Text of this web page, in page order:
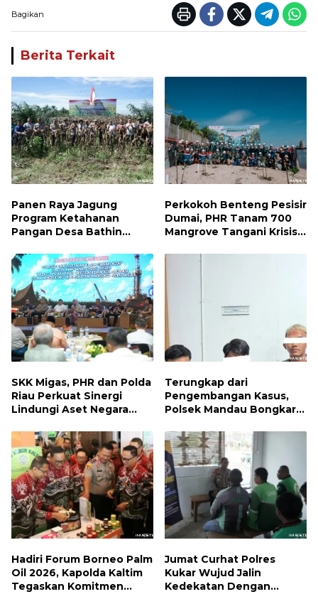
Bagikan
Berita Terkait
Panen Raya Jagung
Program Ketahanan
Pangan Desa Bathin
Mandau Tahun 2026
Perkokoh Benteng Pesisir
Dumai, PHR Tanam 700
Mangrove Tangani Krisis
Keanekaragaman Hayati
SKK Migas, PHR dan Polda
Riau Perkuat Sinergi
Lindungi Aset Negara
Energi Nasional
Terungkap dari
Pengembangan Kasus,
Polsek Mandau Bongkar
Ekstasi di Air Jamban,
Tiga Pelaku Diamankan
Hadiri Forum Borneo Palm
Oil 2026, Kapolda Kaltim
Tegaskan Komitmen
Jumat Curhat Polres
Kukar Wujud Jalin
Kedekatan Dengan